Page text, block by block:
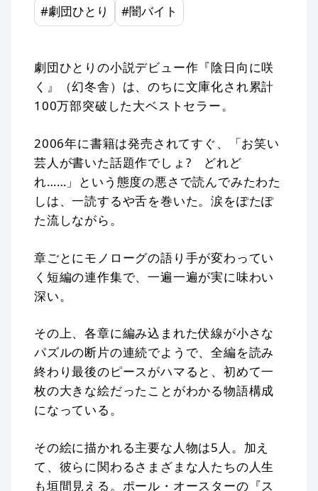
#劇団ひとり #闇バイト
劇団ひとりの小説デビュー作『陰日向に咲
く』（幻冬舎）は、のちに文庫化され累計
100万部突破した大ベストセラー。
2006年に書籍は発売されてすぐ、「お笑い
芸人が書いた話題作でしょ? どれど
れ……」という態度の悪さで読んでみたわた
しは、一読するや舌を巻いた。涙をぽたぽ
た流しながら。
章ごとにモノローグの語り手が変わってい
く短編の連作集で、一遍一遍が実に味わい
深い。
その上、各章に編み込まれた伏線が小さな
パズルの断片の連続でようで、全編を読み
終わり最後のピースがハマると、初めて一
枚の大きな絵だったことがわかる物語構成
になっている。
その絵に描かれる主要な人物は5人。加え
て、彼らに関わるさまざまな人たちの人生
も垣間見える。ポール・オースターの『ス